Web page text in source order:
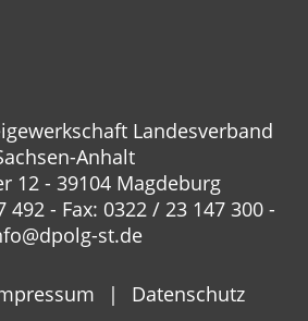
Landesverband
Anhalt
12 - 39104 Magdeburg
492 - Fax: 0322 / 23 147 300 -
st.de
Datenschutz